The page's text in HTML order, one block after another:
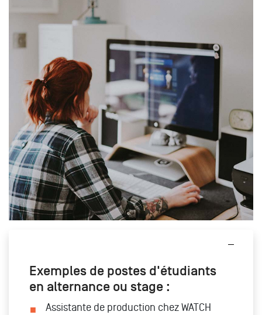
Exemples de postes d'étudiants
en alternance ou stage :
Assistante de production chez WATCH